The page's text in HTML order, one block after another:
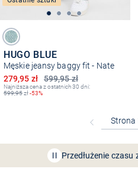
HUGO BLUE
Męskie jeansy baggy fit - Nate
599,95 zł
Obniżona cena
279,95 zł
Najniższa cena z ostatnich 30 dni:
599,95zł-53%
Bezpłatna
Przedłużenie